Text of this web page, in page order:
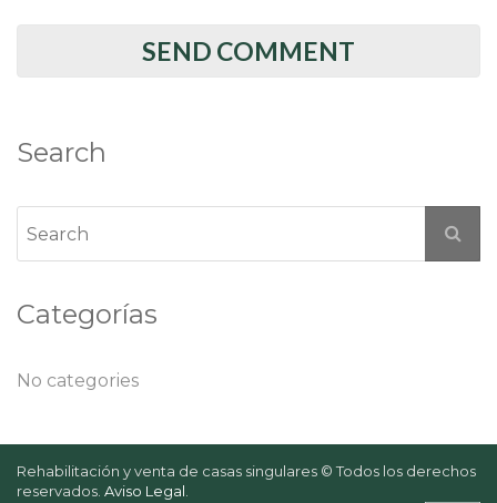
Search
Categorías
No categories
Rehabilitación y venta de casas singulares © Todos los derechos
reservados. Aviso Legal